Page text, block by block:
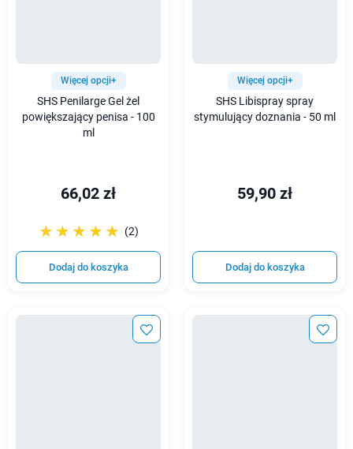
Więcej opcji+
SHS Penilarge Gel żel
powiększający penisa - 100
ml
66,02 zł
☆☆☆☆☆
★★★★★ (2)
Dodaj do koszyka
Więcej opcji+
SHS Libispray spray
stymulujący doznania - 50 ml
59,90 zł
Dodaj do koszyka